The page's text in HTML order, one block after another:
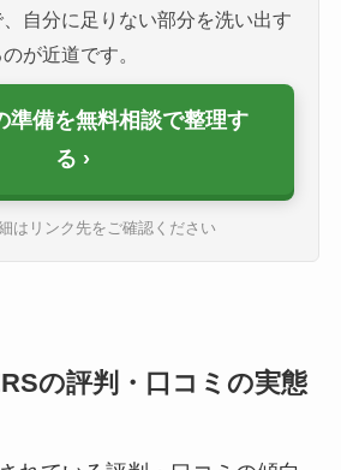
自分に足りない部分を洗い出す
が近道です。
準備を無料相談で整理す
る
はリンク先をご確認ください
の評判・口コミの実態